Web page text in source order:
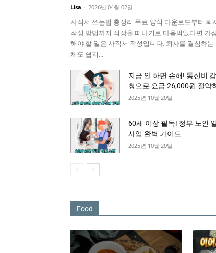
Lisa - 2026년 04월 02일
사직서 쓰는법 총정리 무료 양식 다운로드부터 퇴
작성 방법까지 직장을 떠나기로 마음먹었다면 가
해야 할 일은 사직서 작성입니다. 퇴사를 결심하는
체도 쉽지...
지금 안 하면 손해! 통신비
청으로 요금 26,000원 절약
2025년 10월 20일
60세 이상 필독! 정부 노인
사업 완벽 가이드
2025년 10월 20일
Food